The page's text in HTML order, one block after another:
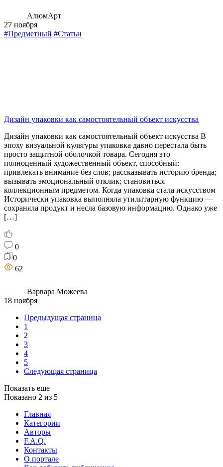
АлюмАрт
27 ноября
#Предметный #Статьи
Дизайн упаковки как самостоятельный объект искусства
Дизайн упаковки как самостоятельный объект искусства В
эпоху визуальной культуры упаковка давно перестала быть
просто защитной оболочкой товара. Сегодня это
полноценный художественный объект, способный:
привлекать внимание без слов; рассказывать историю бренда;
вызывать эмоциональный отклик; становиться
коллекционным предметом. Когда упаковка стала искусством
Исторически упаковка выполняла утилитарную функцию —
сохраняла продукт и несла базовую информацию. Однако уже
[…]
0
0
62
Варвара Можеева
18 ноября
Предыдущая страница
1
2
3
4
5
Следующая страница
Показать еще
Показано 2 из 5
Главная
Категории
Авторы
F.A.Q.
Контакты
О портале